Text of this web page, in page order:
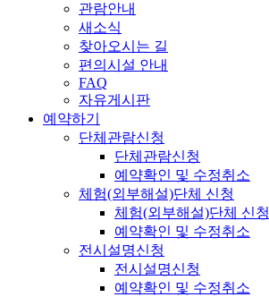
관람안내
새소식
찾아오시는 길
편의시설 안내
FAQ
자유게시판
예약하기
단체관람신청
단체관람신청
예약확인 및 수정취소
체험(외부해설)단체 신청
체험(외부해설)단체 신청
예약확인 및 수정취소
전시설명신청
전시설명신청
예약확인 및 수정취소